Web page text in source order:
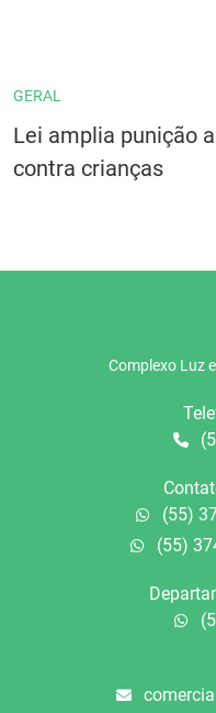
GERAL
Lei amplia punição
contra crianças
Complexo Luz
(55)
(55)